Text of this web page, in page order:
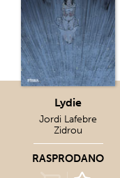
Lydie
Jordi Lafebre
Zidrou
RASPRODANO